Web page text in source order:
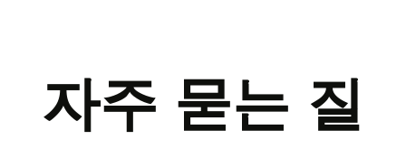
자주 묻는 질